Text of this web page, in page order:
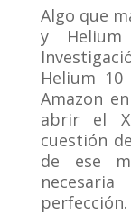
Algo que
y
Helium
Amazon
abrir el
cuestión
de ese
perfección.